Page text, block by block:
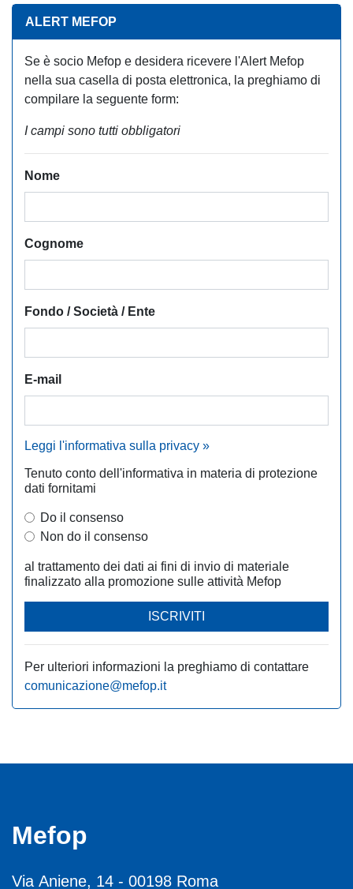
ALERT MEFOP
Se è socio Mefop e desidera ricevere l'Alert Mefop
nella sua casella di posta elettronica, la preghiamo di
compilare la seguente form:
I campi sono tutti obbligatori
Nome
Cognome
Fondo / Società / Ente
E-mail
Leggi l'informativa sulla privacy »
Tenuto conto dell'informativa in materia di protezione
dati fornitami
Do il consenso
Non do il consenso
al trattamento dei dati ai fini di invio di materiale
finalizzato alla promozione sulle attività Mefop
ISCRIVITI
Per ulteriori informazioni la preghiamo di contattare
comunicazione@mefop.it
Mefop
Via Aniene, 14 - 00198 Roma